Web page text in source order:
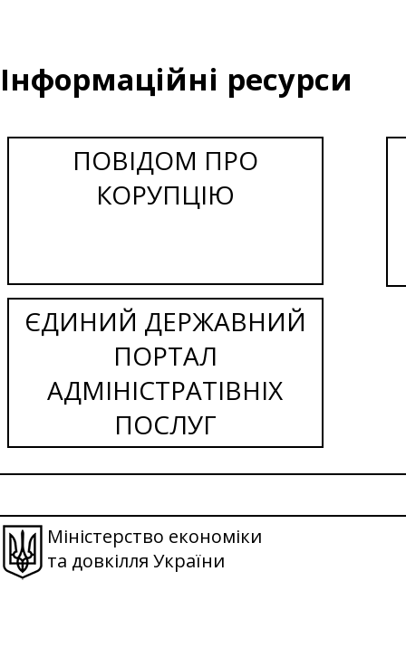
Інформаційні ресурси
ПОВІДОМ ПРО
КОРУПЦІЮ
ЄДИНИЙ ДЕРЖАВНИЙ
ПОРТАЛ
АДМІНІСТРАТІВНІХ
ПОСЛУГ
Міністерство економіки
та довкілля України